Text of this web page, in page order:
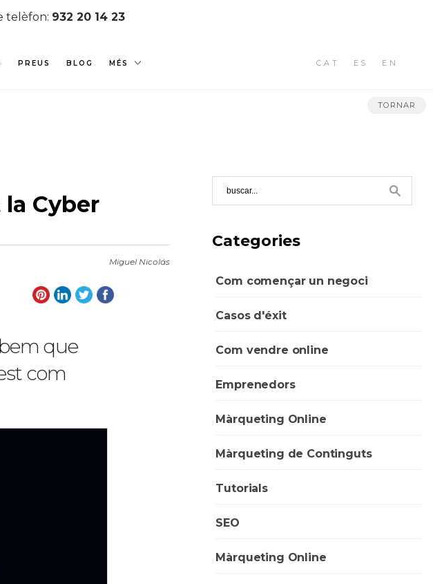
telèfon: 932 20 14 23
CAT ES EN
PREUS BLOG MÉS
TORNAR
Cyber
Miguel Nicolás
que
com
Categories
Com començar un negoci
Casos d'éxit
Com vendre online
Emprenedors
Màrqueting Online
Màrqueting de Continguts
Tutorials
SEO
Màrqueting Online